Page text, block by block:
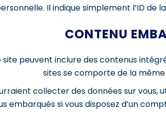
Il indique simplement l’ID de
CONTENU
site peuvent inclure des contenus
sites se comporte de la
collecter des données sur vous,
embarqués si vous disposez d’un